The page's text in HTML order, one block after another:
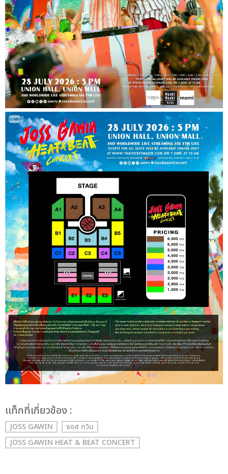
เเท็กที่เกี่ยวข้อง :
JOSS GAWIN
จอส กวิน
JOSS GAWIN HEAT & BEAT CONCERT